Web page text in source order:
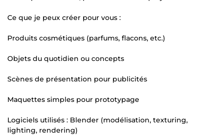
Ce que je peux créer pour vous :
Produits cosmétiques (parfums, flacons, etc.)
Objets du quotidien ou concepts
Scènes de présentation pour publicités
Maquettes simples pour prototypage
Logiciels utilisés : Blender (modélisation, texturing,
lighting, rendering)